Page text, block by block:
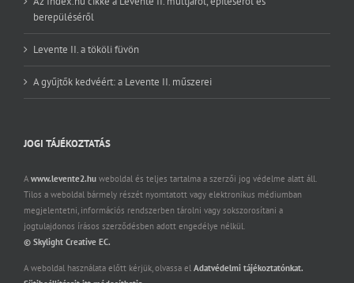
berepüléséről
Levente II. a tököli füvön
A gyűjtők kedvéért: a Levente II. műszerei
JOGI TÁJÉKOZTATÁS
A www.levente2.hu weboldal és teljes tartalma a szerzői jog védelme alatt áll.
Tilos a weboldal bármely részét nyomtatott vagy elektronikus médiumban
megjelentetni, információs rendszerben tárolni vagy sokszorosítani a
jogtulajdonos írásos szerződésben adott engedélye nélkül.
© Skylight Creative EC.
A weboldal használata előtt kérjük, olvassa el Adatvédelmi tájékoztatónkat.